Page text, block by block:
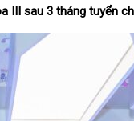
III sau 3 tháng tuyển